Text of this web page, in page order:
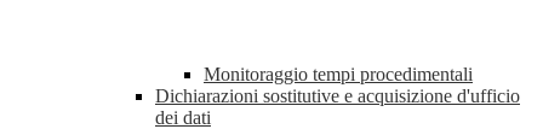
Monitoraggio tempi procedimentali
Dichiarazioni sostitutive e acquisizione d'ufficio
dei dati